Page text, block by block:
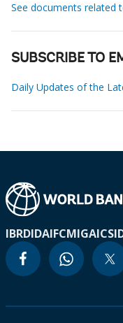
See documents related
SUBSCRIBE TO
Daily Updates of the
IBRDIDAIFCMIGA